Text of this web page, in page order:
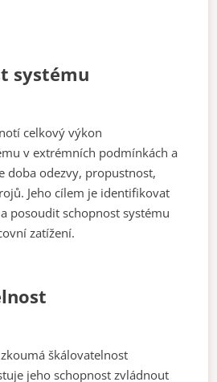
systému
celkový výkon
v extrémních podmínkách a
doba odezvy, propustnost,
Jeho cílem je identifikovat
posoudit schopnost systému
zatížení.
škálovatelnost
jeho schopnost zvládnout